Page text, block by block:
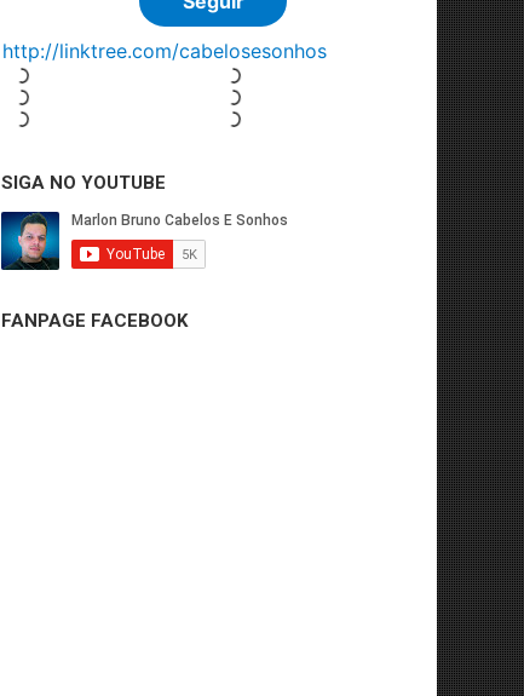
SIGA NO YOUTUBE
FANPAGE FACEBOOK